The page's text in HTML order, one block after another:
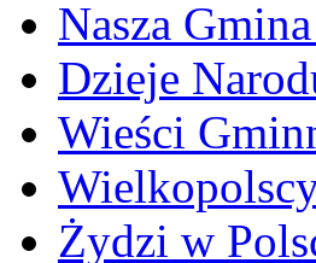
Nasza
Dzieje
Wieści
Żydzi w